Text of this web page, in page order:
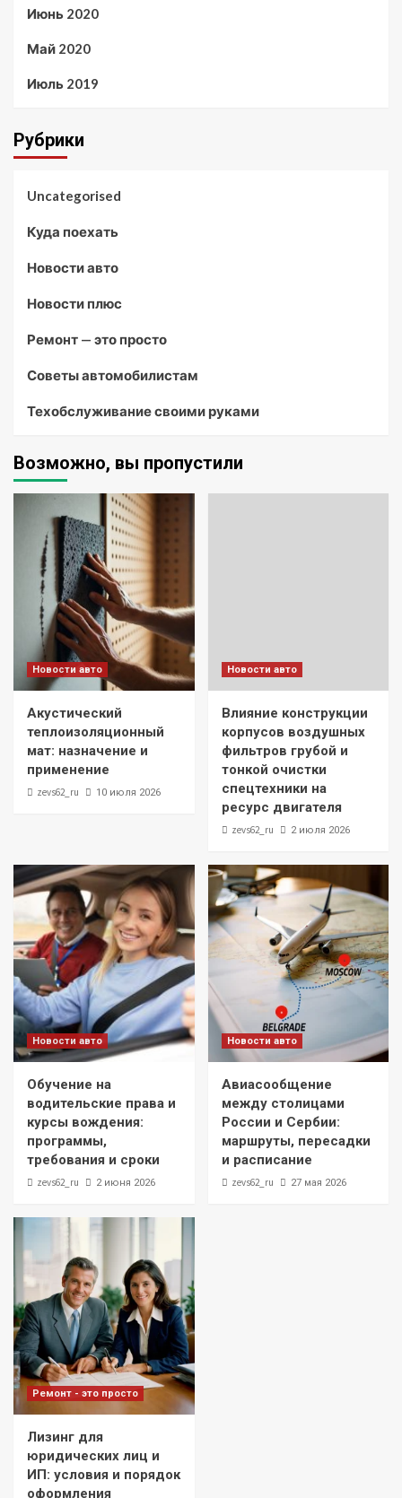
Июнь 2020
Май 2020
Июль 2019
Рубрики
Uncategorised
Куда поехать
Новости авто
Новости плюс
Ремонт — это просто
Советы автомобилистам
Техобслуживание своими руками
Возможно, вы пропустили
Новости авто
Акустический
теплоизоляционный
мат: назначение и
применение
zevs62_ru 10 июля 2026
Новости авто
Влияние конструкции
корпусов воздушных
фильтров грубой и
тонкой очистки
спецтехники на
ресурс двигателя
zevs62_ru 2 июля 2026
Новости авто
Обучение на
водительские права и
курсы вождения:
программы,
требования и сроки
zevs62_ru 2 июня 2026
Новости авто
Авиасообщение
между столицами
России и Сербии:
маршруты, пересадки
и расписание
zevs62_ru 27 мая 2026
Ремонт - это просто
Лизинг для
юридических лиц и
ИП: условия и порядок
оформления